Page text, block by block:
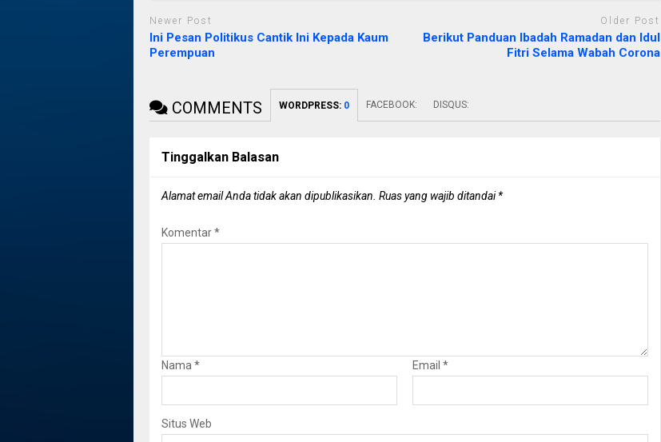
Newer Post
Ini Pesan Politikus Cantik Ini Kepada Kaum
Perempuan
Older Post
Berikut Panduan Ibadah Ramadan dan Idul
Fitri Selama Wabah Corona
COMMENTS WORDPRESS: 0 FACEBOOK: DISQUS:
Tinggalkan Balasan
Alamat email Anda tidak akan dipublikasikan. Ruas yang wajib ditandai*
Komentar*
Nama * Email *
Situs Web